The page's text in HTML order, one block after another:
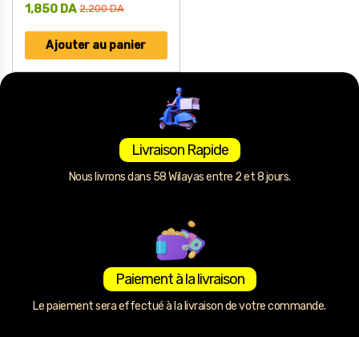
2,200DA
1,850 DA
Ajouter au panier
Livraison Rapide
Nous livrons dans 58 Wilayas entre 2 et 8 jours.
Paiement à la livraison
Le paiement sera effectué à la livraison de votre commande.